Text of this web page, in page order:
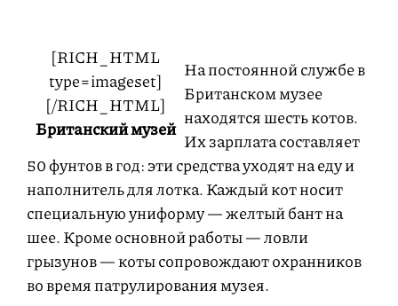
[RICH_HTML
type=imageset]
[/RICH_HTML]
Британский музей
На постоянной службе в
Британском музее
находятся шесть котов.
Их зарплата составляет
50 фунтов в год: эти средства уходят на еду и
наполнитель для лотка. Каждый кот носит
специальную униформу — желтый бант на
шее. Кроме основной работы — ловли
грызунов — коты сопровождают охранников
во время патрулирования музея.